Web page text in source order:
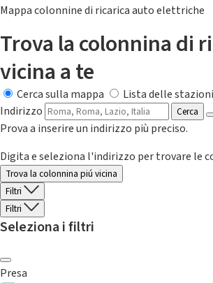
Mappa colonnine di ricarica auto elettriche
Trova la colonnina di
vicina a te
Cerca sulla mappa
Lista delle stazioni
Indirizzo
Cerca
Prova a inserire un indirizzo più preciso.
Digita e seleziona l'indirizzo per trovare le
Trova la colonnina piú vicina
Filtri
Filtri
Seleziona i filtri
Presa